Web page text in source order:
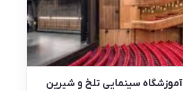
آموزشگاه سینمایی تلخ و شیرین